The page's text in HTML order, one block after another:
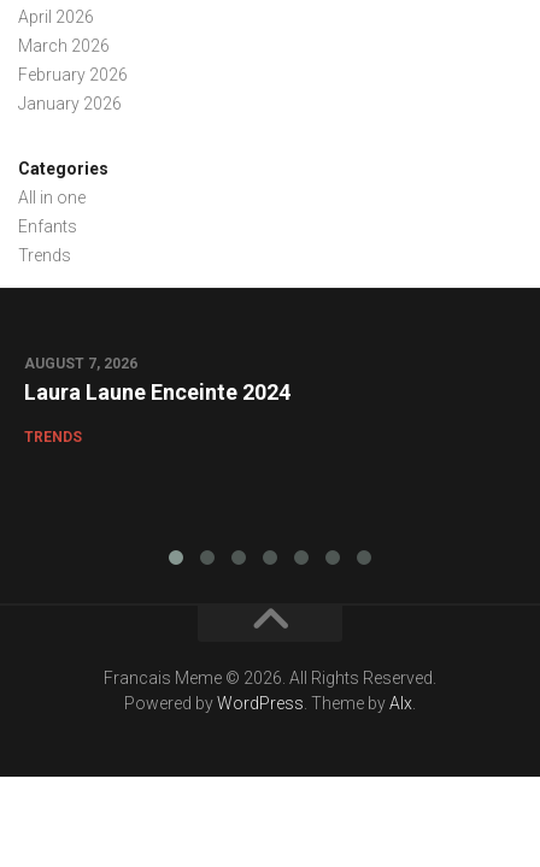
April 2026
March 2026
February 2026
January 2026
Categories
All in one
Enfants
Trends
AUGUST 7, 2026
Laura Laune Enceinte 2024
TRENDS
Francais Meme © 2026. All Rights Reserved.
Powered byWordPress . Theme byAlx